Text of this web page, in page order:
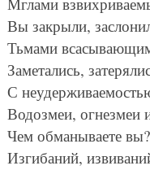
Вы закрыли,
Тьмами
Заметались,
С
Водозмеи, огнезмеи
Чем обманываете
Изгибаний,